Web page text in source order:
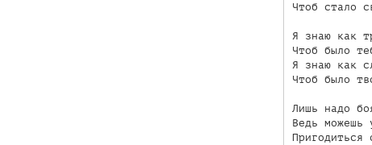
Чтоб стало
Я знаю как
Чтоб было
Я знаю как
Чтоб было
Лишь надо
Ведь можешь
Пригодиться